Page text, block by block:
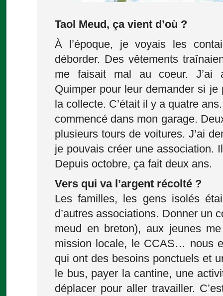
Taol Meud, ça vient d’où ?
À l’époque, je voyais les
déborder. Des vêtements
me faisait mal au coeur. J’ai
Quimper pour leur demander si je
la collecte. C’était il y a quatre
commencé dans mon garage.
plusieurs tours de voitures. J’ai
je pouvais créer une association.
Depuis octobre, ça fait deux ans.
Vers qui va l’argent récolté ?
Les familles, les gens isolés
d’autres associations. Donner un
meud en breton), aux jeunes
mission locale, le CCAS… nous
qui ont des besoins ponctuels et
le bus, payer la cantine, une
déplacer pour aller travailler.